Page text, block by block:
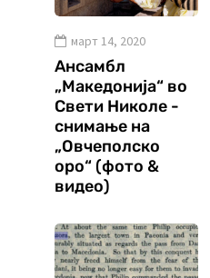
март 14, 2020
Ансамбл
„Македонија“ во
Свети Николе -
снимање на
„Овчеполско
оро“ (фото &
видео)